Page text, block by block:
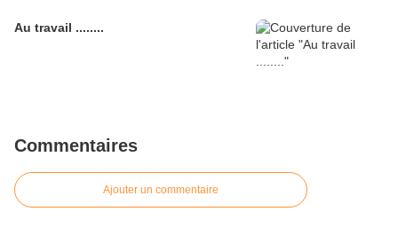
Au travail ........
Commentaires
Ajouter un commentaire